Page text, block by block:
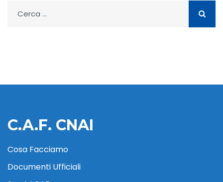
per:
C.A.F. CNAI
Cosa Facciamo
Documenti Ufficiali